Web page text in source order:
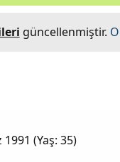
güncellenmiştir.
1991 (Yaş: 35)